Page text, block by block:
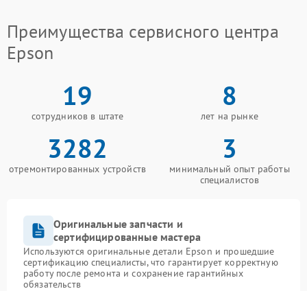
Преимущества сервисного центра
Epson
19
сотрудников в штате
8
лет на рынке
3282
отремонтированных устройств
3
минимальный опыт работы
специалистов
Оригинальные запчасти и
сертифицированные мастера
Используются оригинальные детали Epson и прошедшие
сертификацию специалисты, что гарантирует корректную
работу после ремонта и сохранение гарантийных
обязательств